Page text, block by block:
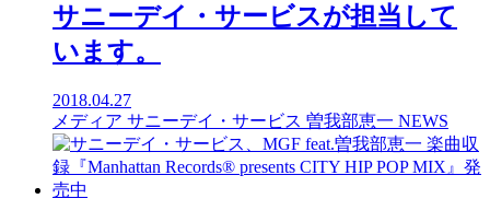
サニーデイ・サービスが担当して
います。
2018.04.27
メディア サニーデイ・サービス 曽我部恵一 NEWS